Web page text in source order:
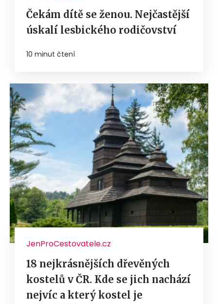
Čekám dítě se ženou. Nejčastější
úskalí lesbického rodičovství
10 minut čtení
JenProCestovatele.cz
18 nejkrásnějších dřevěných
kostelů v ČR. Kde se jich nachází
nejvíc a který kostel je